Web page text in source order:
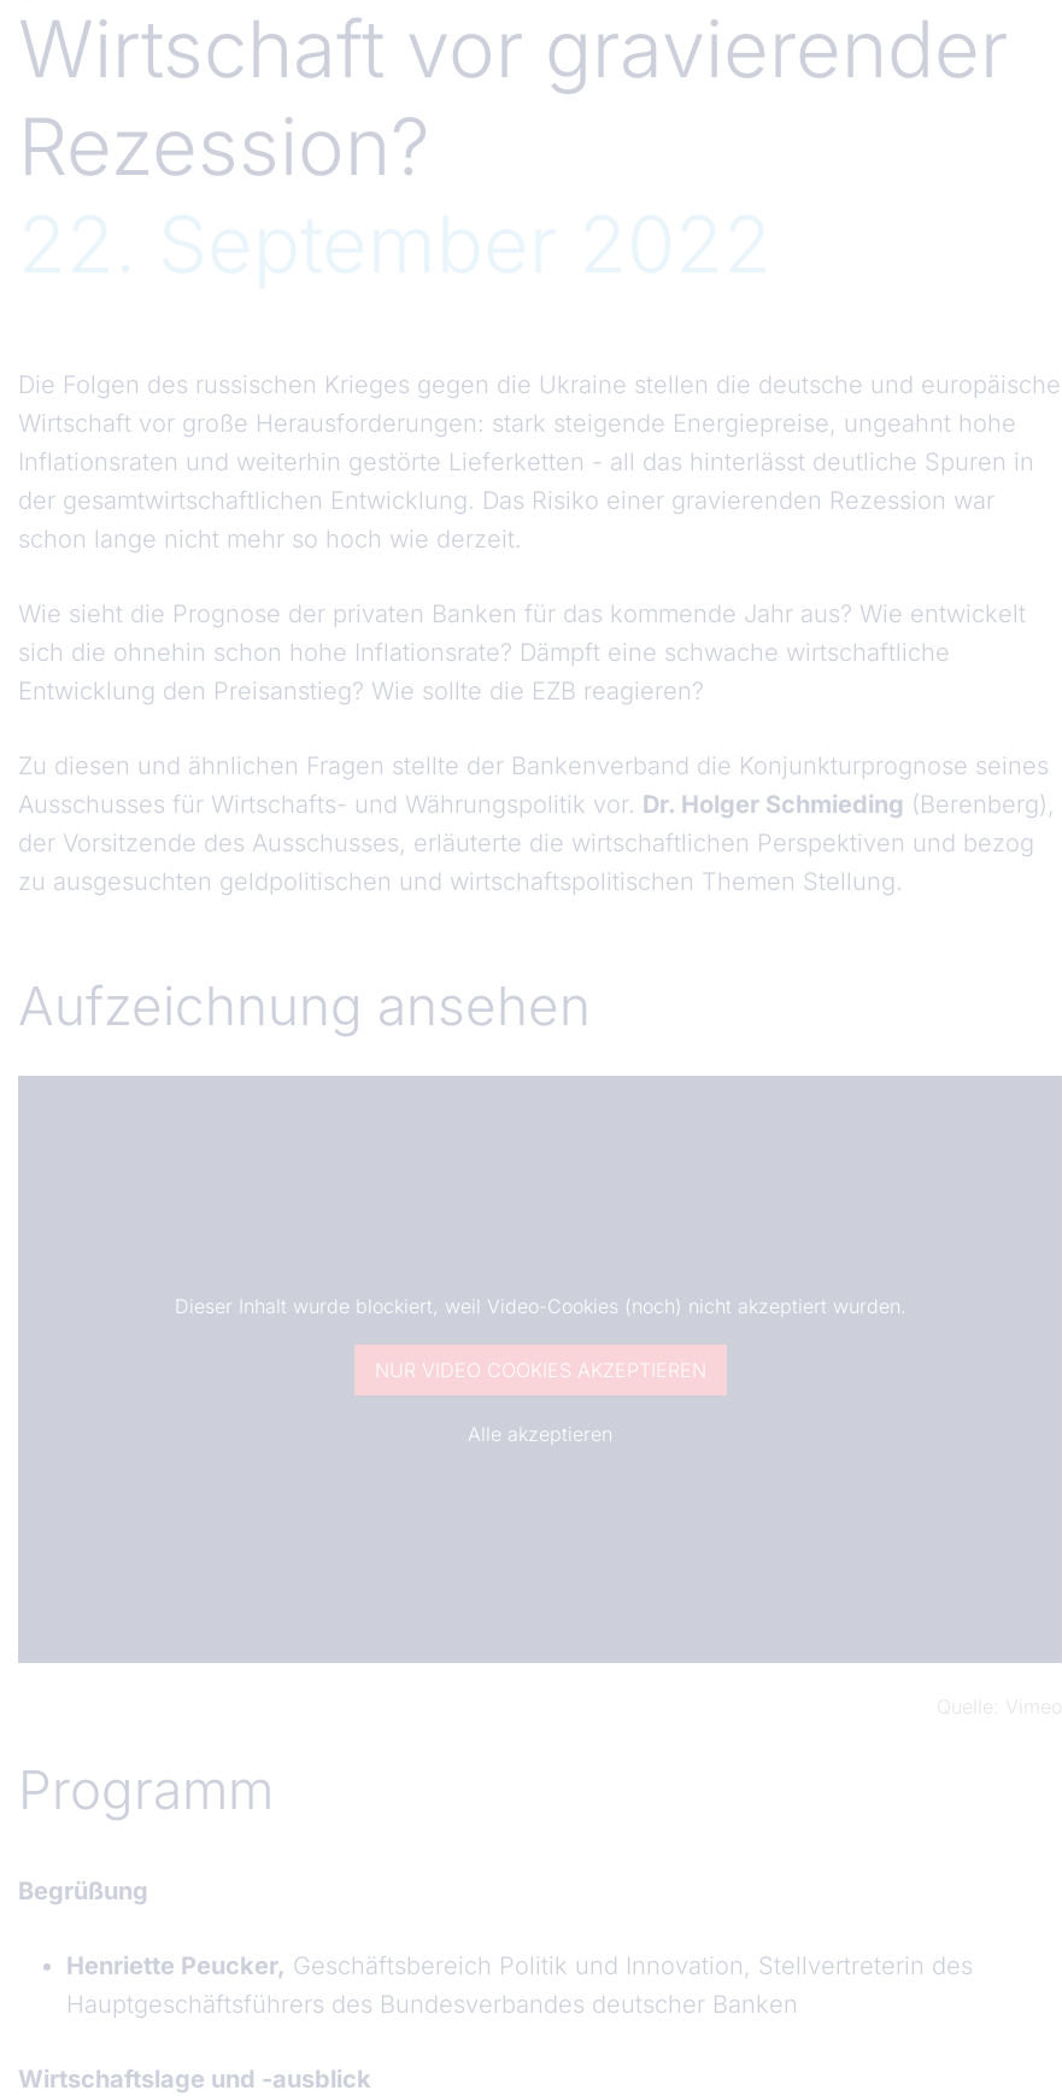
Wirtschaft vor gravierender
Rezession?
Die Folgen des russischen Krieges gegen die Ukraine stellen die deutsche und europäische
Wirtschaft vor große Herausforderungen: stark steigende Energiepreise, ungeahnt hohe
Inflationsraten und weiterhin gestörte Lieferketten - all das hinterlässt deutliche Spuren in
der gesamtwirtschaftlichen Entwicklung. Das Risiko einer gravierenden Rezession war
schon lange nicht mehr so hoch wie derzeit.
Wie sieht die Prognose der privaten Banken für das kommende Jahr aus? Wie entwickelt
sich die ohnehin schon hohe Inflationsrate? Dämpft eine schwache wirtschaftliche
Entwicklung den Preisanstieg? Wie sollte die EZB reagieren?
Zu diesen und ähnlichen Fragen stellte der Bankenverband die Konjunkturprognose seines
Ausschusses für Wirtschafts- und Währungspolitik vor. Dr. Holger Schmieding (Berenberg),
der Vorsitzende des Ausschusses, erläuterte die wirtschaftlichen Perspektiven und bezog
zu ausgesuchten geldpolitischen und wirtschaftspolitischen Themen Stellung.
Aufzeichnung ansehen
Dieser Inhalt wurde blockiert, weil Video-Cookies (noch) nicht akzeptiert wurden.
NUR VIDEO COOKIES AKZEPTIEREN
Alle akzeptieren
Quelle Vimeo
Programm
Begrüßung
Henriette Peucker, Geschäftsbereich Politik und Innovation, Stellvertreterin des
Hauptgeschäftsführers des Bundesverbandes deutscher Banken
Wirtschaftslage und -ausblick